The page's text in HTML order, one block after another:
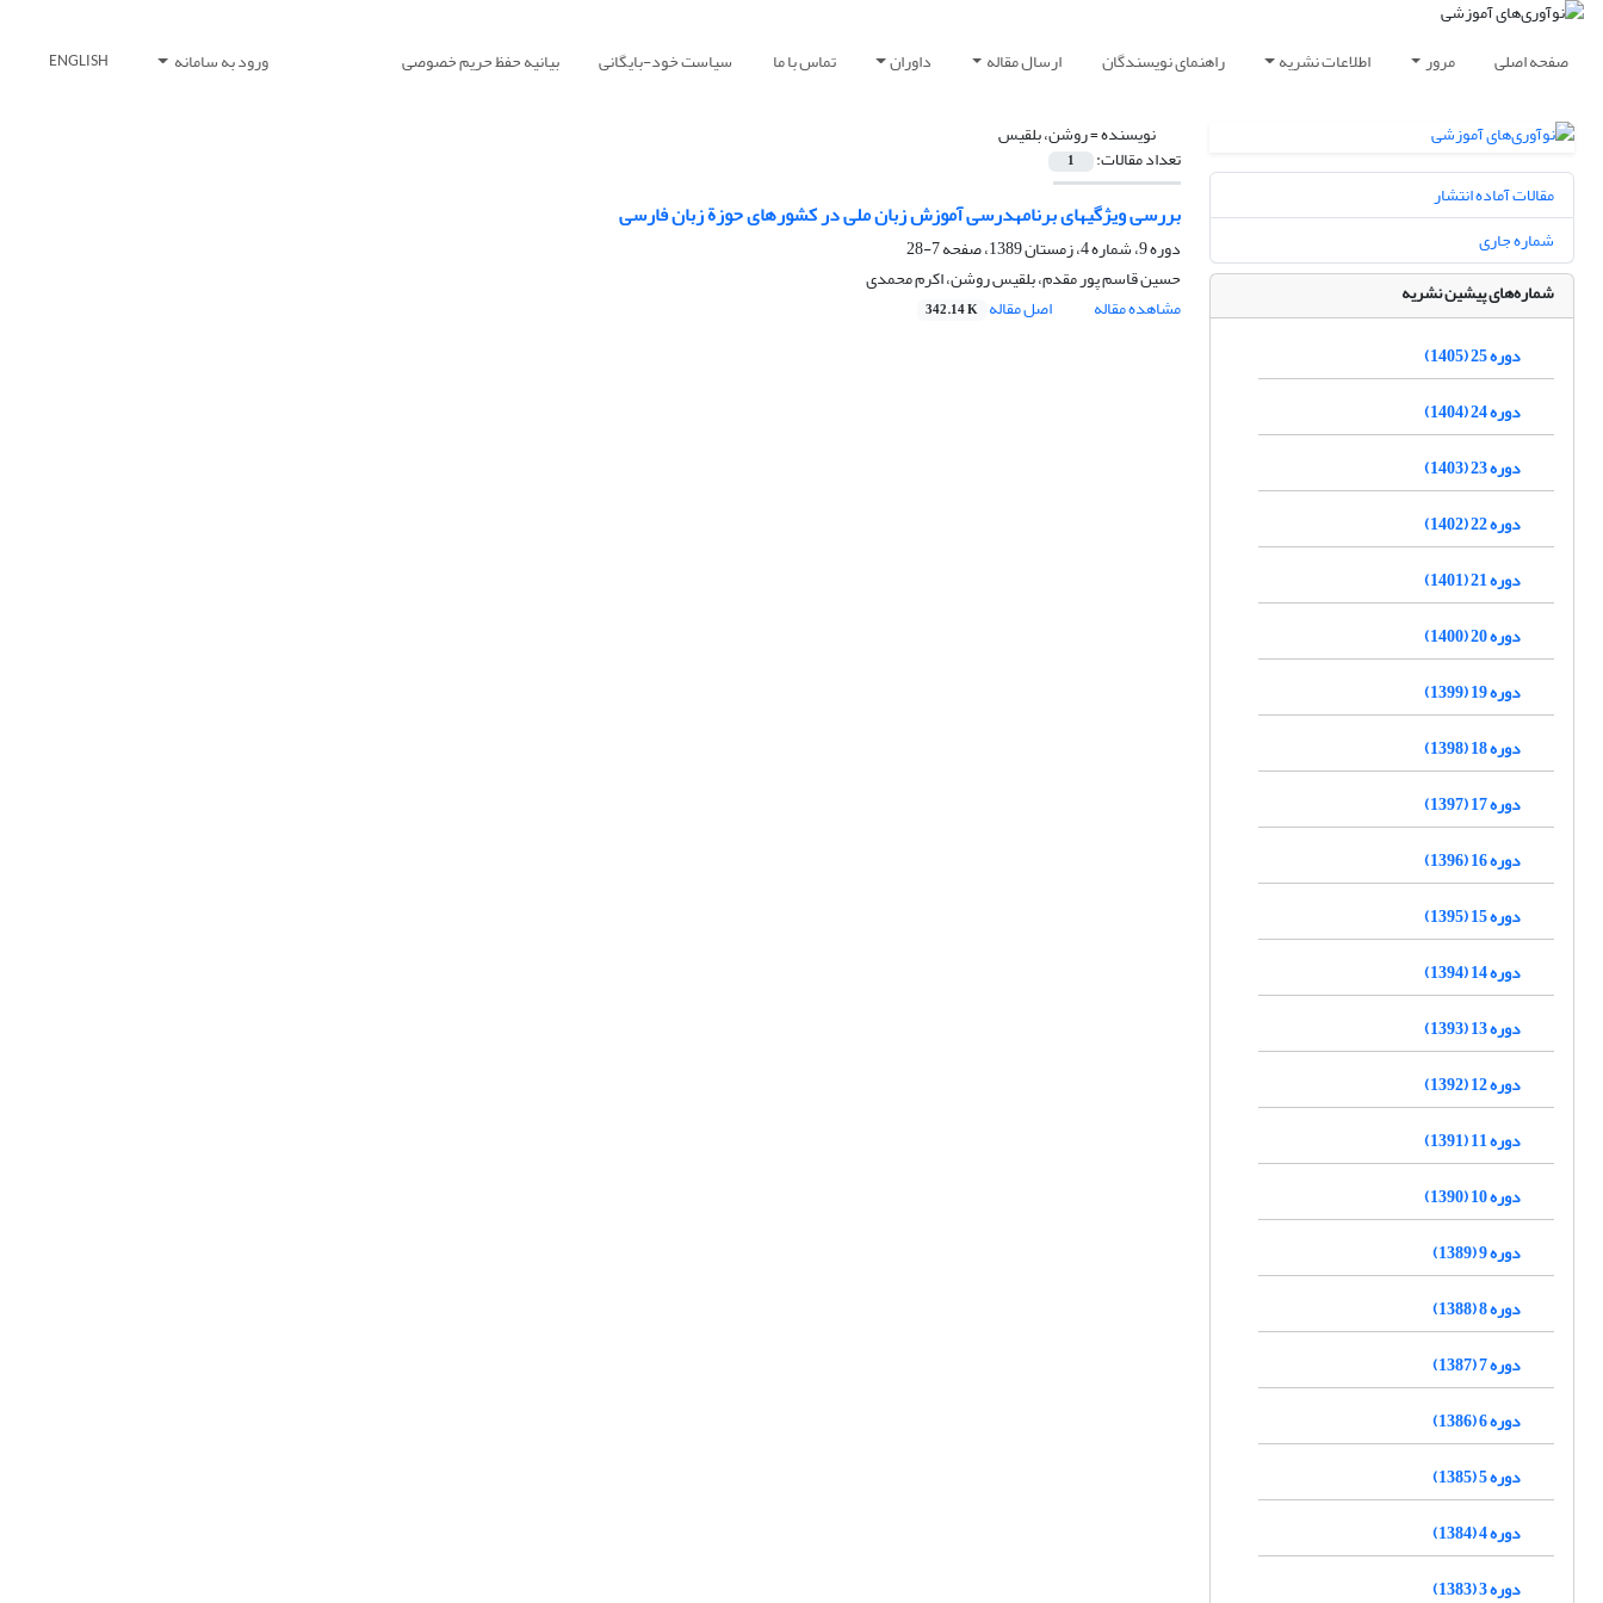
صفحه اصلی مرور اطلاعات نشریه راهنمای نویسندگان ارسال مقاله داوران تماس با ما سیاست خود-بایگانی بیانیه حفظ حریم خصوصی ورود به سامانه ENGLISH
نویسنده =روشن، بلقیس
تعداد مقالات: 1
بررسی ویژگیهای برنامهدرسی آموزش زبان ملی در کشورهای حوزة زبان فارسی
دوره 9، شماره 4، زمستان 1389، صفحه
7-28
حسین قاسم پور مقدم، بلقیس روشن، اکرم محمدی
مشاهده مقاله
اصل مقاله 342.14 K
مقالات آماده انتشار
شماره جاری
شماره‌های پیشین نشریه
دوره 25 (1405)
دوره 24 (1404)
دوره 23 (1403)
دوره 22 (1402)
دوره 21 (1401)
دوره 20 (1400)
دوره 19 (1399)
دوره 18 (1398)
دوره 17 (1397)
دوره 16 (1396)
دوره 15 (1395)
دوره 14 (1394)
دوره 13 (1393)
دوره 12 (1392)
دوره 11 (1391)
دوره 10 (1390)
دوره 9 (1389)
دوره 8 (1388)
دوره 7 (1387)
دوره 6 (1386)
دوره 5 (1385)
دوره 4 (1384)
دوره 3 (1383)